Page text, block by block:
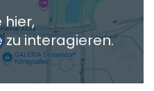
basieren auf den
Dienstag morgens um 8:30.
hier,
interagieren.